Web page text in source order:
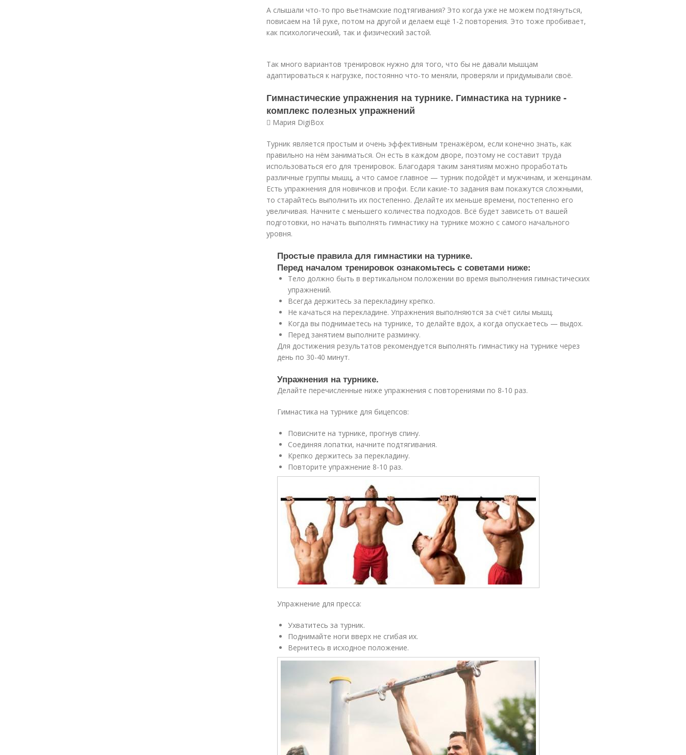
А слышали что-то про вьетнамские подтягивания? Это когда уже не можем подтянуться,
повисаем на 1й руке, потом на другой и делаем ещё 1-2 повторения. Это тоже пробивает,
как психологический, так и физический застой.
Так много вариантов тренировок нужно для того, что бы не давали мышцам
адаптироваться к нагрузке, постоянно что-то меняли, проверяли и придумывали своё.
Гимнастические упражнения на турнике. Гимнастика на турнике -
комплекс полезных упражнений
 Мария DigiBox
Турник является простым и очень эффективным тренажёром, если конечно знать, как
правильно на нём заниматься. Он есть в каждом дворе, поэтому не составит труда
использоваться его для тренировок. Благодаря таким занятиям можно проработать
различные группы мышц, а что самое главное — турник подойдёт и мужчинам, и женщинам.
Есть упражнения для новичков и профи. Если какие-то задания вам покажутся сложными,
то старайтесь выполнить их постепенно. Делайте их меньше времени, постепенно его
увеличивая. Начните с меньшего количества подходов. Всё будет зависеть от вашей
подготовки, но начать выполнять гимнастику на турнике можно с самого начального
уровня.
Простые правила для гимнастики на турнике.
Перед началом тренировок ознакомьтесь с советами ниже:
Тело должно быть в вертикальном положении во время выполнения гимнастических
упражнений.
Всегда держитесь за перекладину крепко.
Не качаться на перекладине. Упражнения выполняются за счёт силы мышц.
Когда вы поднимаетесь на турнике, то делайте вдох, а когда опускаетесь — выдох.
Перед занятием выполните разминку.
Для достижения результатов рекомендуется выполнять гимнастику на турнике через
день по 30-40 минут.
Упражнения на турнике.
Делайте перечисленные ниже упражнения с повторениями по 8-10 раз.
Гимнастика на турнике для бицепсов:
Повисните на турнике, прогнув спину.
Соединяя лопатки, начните подтягивания.
Крепко держитесь за перекладину.
Повторите упражнение 8-10 раз.
Упражнение для пресса:
Ухватитесь за турник.
Поднимайте ноги вверх не сгибая их.
Вернитесь в исходное положение.